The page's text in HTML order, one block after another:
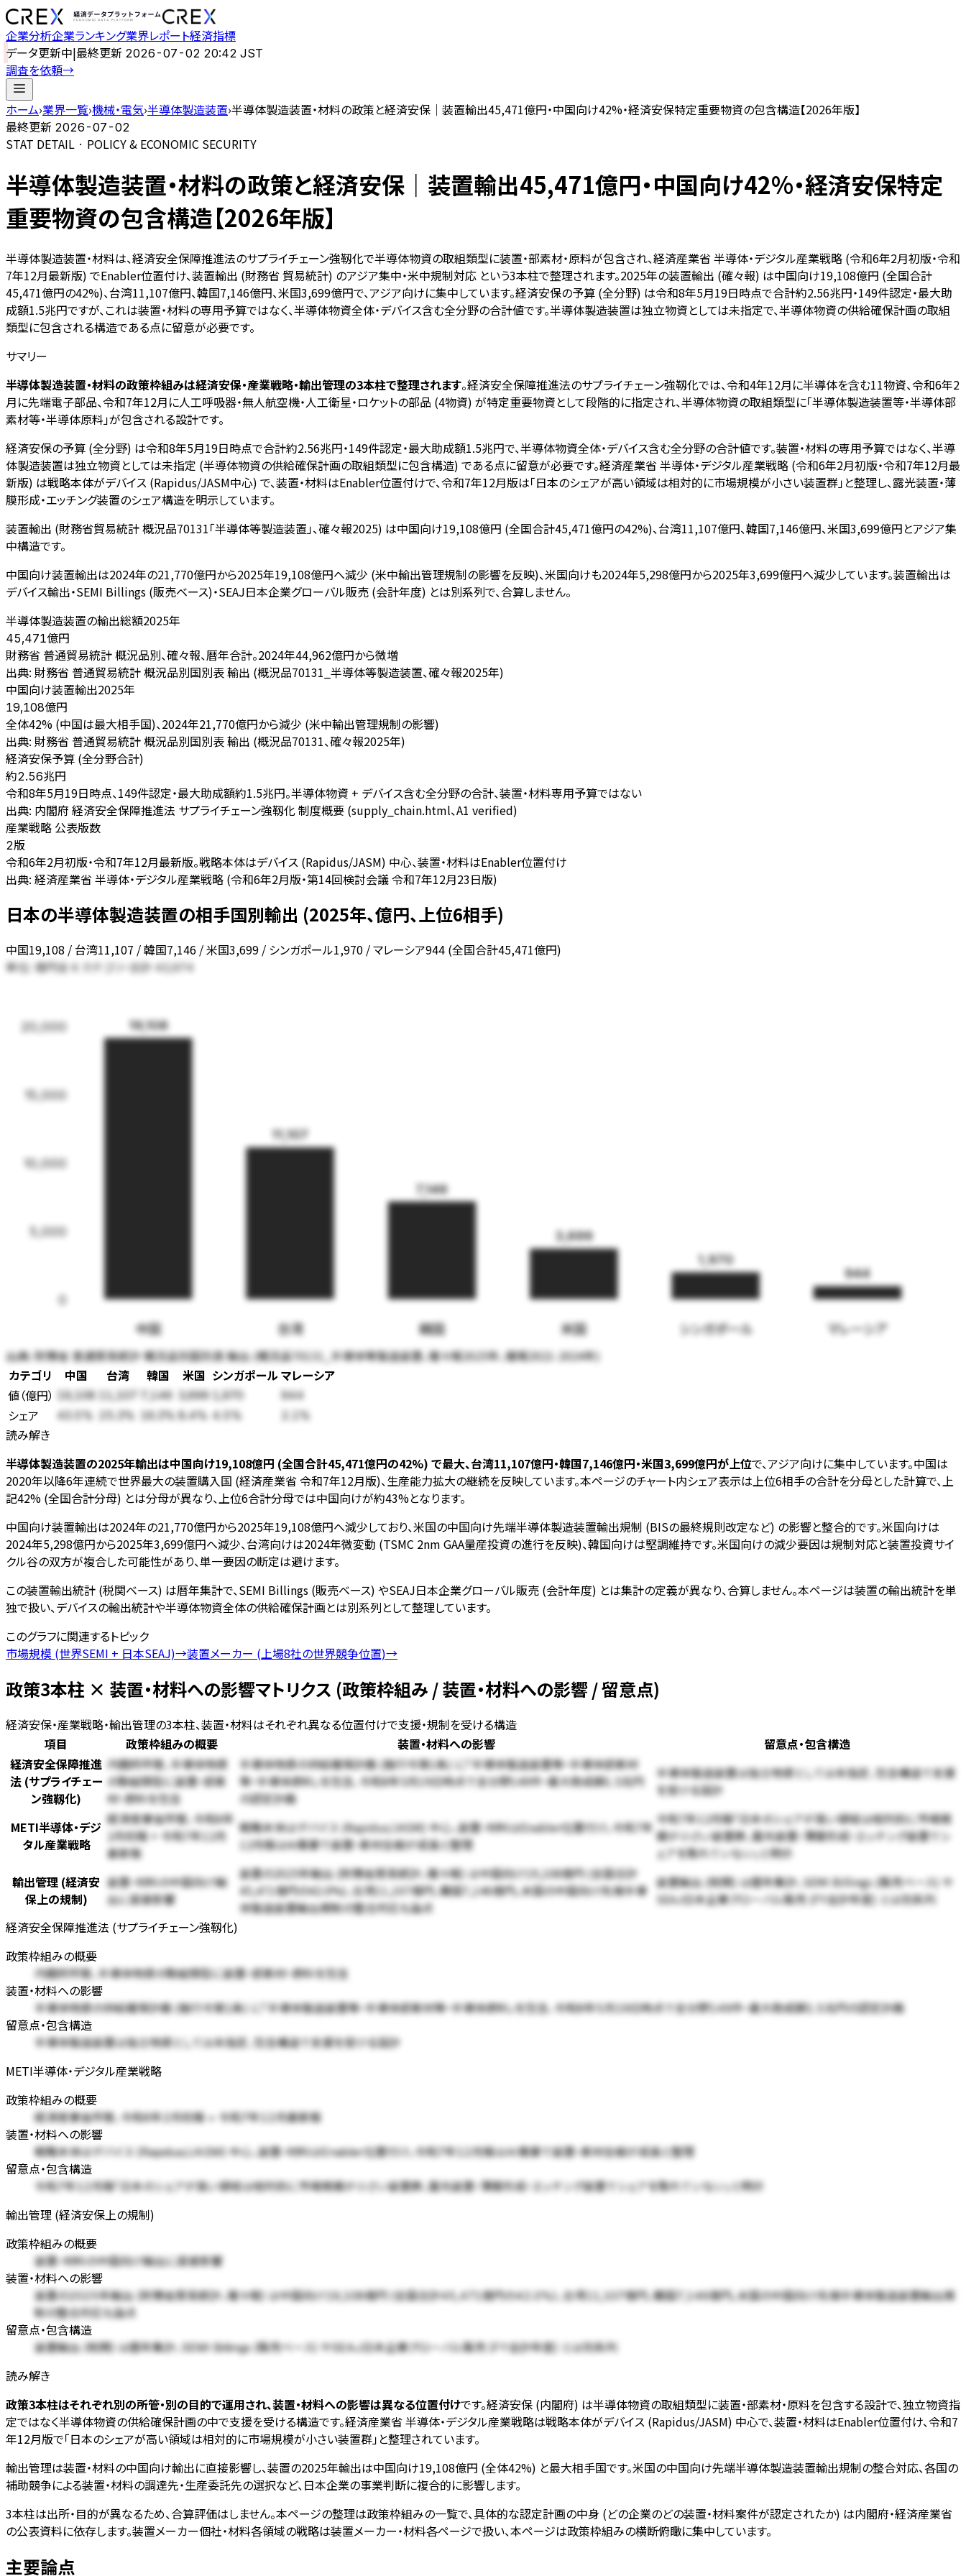
企業分析企業ランキング業界レポート経済指標
データ更新中|最終更新 2026-07-02 20:42 JST
調査を依頼→
ホーム›業界一覧›機械・電気›半導体製造装置›半導体製造装置・材料の政策と経済安保｜装置輸出45,471億円・中国向け42%・経済安保特定重要物資の包含構造【2026年版】
最終更新 2026-07-02
STAT DETAIL · POLICY & ECONOMIC SECURITY
半導体製造装置・材料の政策と経済安保｜装置輸出45,471億円・中国向け42%・経済安保特定
重要物資の包含構造【2026年版】
半導体製造装置・材料は、経済安全保障推進法のサプライチェーン強靱化で半導体物資の取組類型に装置・部素材・原料が包含され、経済産業省 半導体・デジタル産業戦略 (令和6年2月初版・令和
7年12月最新版) でEnabler位置付け、装置輸出 (財務省 貿易統計) のアジア集中・米中規制対応 という3本柱で整理されます。2025年の装置輸出 (確々報) は中国向け19,108億円 (全国合計
45,471億円の42%)、台湾11,107億円、韓国7,146億円、米国3,699億円で、アジア向けに集中しています。経済安保の予算 (全分野) は令和8年5月19日時点で合計約2.56兆円・149件認定・最大助
成額1.5兆円ですが、これは装置・材料の専用予算ではなく、半導体物資全体・デバイス含む全分野の合計値です。半導体製造装置は独立物資としては未指定で、半導体物資の供給確保計画の取組
類型に包含される構造である点に留意が必要です。
サマリー
半導体製造装置・材料の政策枠組みは経済安保・産業戦略・輸出管理の3本柱で整理されます。経済安全保障推進法のサプライチェーン強靱化では、令和4年12月に半導体を含む11物資、令和6年2
月に先端電子部品、令和7年12月に人工呼吸器・無人航空機・人工衛星・ロケットの部品 (4物資) が特定重要物資として段階的に指定され、半導体物資の取組類型に「半導体製造装置等・半導体部
素材等・半導体原料」が包含される設計です。
経済安保の予算 (全分野) は令和8年5月19日時点で合計約2.56兆円・149件認定・最大助成額1.5兆円で、半導体物資全体・デバイス含む全分野の合計値です。装置・材料の専用予算ではなく、半導
体製造装置は独立物資としては未指定 (半導体物資の供給確保計画の取組類型に包含構造) である点に留意が必要です。経済産業省 半導体・デジタル産業戦略 (令和6年2月初版・令和7年12月最
新版) は戦略本体がデバイス (Rapidus/JASM中心) で、装置・材料はEnabler位置付けで、令和7年12月版は「日本のシェアが高い領域は相対的に市場規模が小さい装置群」と整理し、露光装置・薄
膜形成・エッチング装置のシェア構造を明示しています。
装置輸出 (財務省貿易統計 概況品70131「半導体等製造装置」、確々報2025) は中国向け19,108億円 (全国合計45,471億円の42%)、台湾11,107億円、韓国7,146億円、米国3,699億円とアジア集
中構造です。
中国向け装置輸出は2024年の21,770億円から2025年19,108億円へ減少 (米中輸出管理規制の影響を反映)、米国向けも2024年5,298億円から2025年3,699億円へ減少しています。装置輸出は
デバイス輸出・SEMI Billings (販売ベース)・SEAJ日本企業グローバル販売 (会計年度) とは別系列で、合算しません。
半導体製造装置の輸出総額2025年
45,471億円
財務省 普通貿易統計 概況品別、確々報、暦年合計。2024年44,962億円から微増
出典: 財務省 普通貿易統計 概況品別国別表 輸出 (概況品70131_半導体等製造装置、確々報2025年)
中国向け装置輸出2025年
19,108億円
全体42% (中国は最大相手国)、2024年21,770億円から減少 (米中輸出管理規制の影響)
出典: 財務省 普通貿易統計 概況品別国別表 輸出 (概況品70131、確々報2025年)
経済安保予算 (全分野合計)
約2.56兆円
令和8年5月19日時点、149件認定・最大助成額約1.5兆円。半導体物資 + デバイス含む全分野の合計、装置・材料専用予算ではない
出典: 内閣府 経済安全保障推進法 サプライチェーン強靱化 制度概要 (supply_chain.html、A1 verified)
産業戦略 公表版数
2版
令和6年2月初版・令和7年12月最新版。戦略本体はデバイス (Rapidus/JASM) 中心、装置・材料はEnabler位置付け
出典: 経済産業省 半導体・デジタル産業戦略 (令和6年2月版・第14回検討会議 令和7年12月23日版)
日本の半導体製造装置の相手国別輸出 (2025年、億円、上位6相手)
中国19,108 / 台湾11,107 / 韓国7,146 / 米国3,699 / シンガポール1,970 / マレーシア944 (全国合計45,471億円)
単位:億円全6カテゴリ・合計 43,974
0
5,000
10,000
15,000
20,000 19,108
中国
11,107
台湾
7,146
韓国
3,699
米国
1,970
シンガポール
944
マレーシア
出典:財務省 普通貿易統計 概況品別国別表 輸出 (概況品70131_半導体等製造装置、確々報2025年、確報2021-2024年)
カテゴリ
中国 台湾 韓国 米国 シンガポールマレーシア
値（億円） 19,108 11,107 7,146 3,699 1,970 944
シェア 43.5% 25.3% 16.3% 8.4% 4.5% 2.1 %
読み解き
半導体製造装置の2025年輸出は中国向け19,108億円 (全国合計45,471億円の42%) で最大、台湾11,107億円・韓国7,146億円・米国3,699億円が上位で、アジア向けに集中しています。中国は
2020年以降6年連続で世界最大の装置購入国 (経済産業省 令和7年12月版)、生産能力拡大の継続を反映しています。本ページのチャート内シェア表示は上位6相手の合計を分母とした計算で、上
記42% (全国合計分母) とは分母が異なり、上位6合計分母では中国向けが約43%となります。
中国向け装置輸出は2024年の21,770億円から2025年19,108億円へ減少しており、米国の中国向け先端半導体製造装置輸出規制 (BISの最終規則改定など) の影響と整合的です。米国向けは
2024年5,298億円から2025年3,699億円へ減少、台湾向けは2024年微変動 (TSMC 2nm GAA量産投資の進行を反映)、韓国向けは堅調維持です。米国向けの減少要因は規制対応と装置投資サイ
クル谷の双方が複合した可能性があり、単一要因の断定は避けます。
この装置輸出統計 (税関ベース) は暦年集計で、SEMI Billings (販売ベース) やSEAJ日本企業グローバル販売 (会計年度) とは集計の定義が異なり、合算しません。本ページは装置の輸出統計を単
独で扱い、デバイスの輸出統計や半導体物資全体の供給確保計画とは別系列として整理しています。
このグラフに関連するトピック
市場規模 (世界SEMI + 日本SEAJ)→装置メーカー (上場8社の世界競争位置)→
政策3本柱 × 装置・材料への影響マトリクス (政策枠組み / 装置・材料への影響 / 留意点)
経済安保・産業戦略・輸出管理の3本柱、装置・材料はそれぞれ異なる位置付けで支援・規制を受ける構造
項目
政策枠組みの概要 装置・材料への影響
留意点・包含構造
経済安全保障推進
法 (サプライチェー
ン強靱化)
内閣府所管、半導体物資
の取組類型に装置・部素
材・原料を包含
半導体物資の供給確保計画 (施行令第1条) に「半導体製造装置等・半導体部素材
等・半導体原料」を包含、令和8年5月19日時点で全分野149件・最大助成額1.5兆円
の認定計画
半導体製造装置は独立物資としては未指定、包含構造で支援
を受ける設計
METI半導体・デジ
タル産業戦略
経済産業省所管、令和6年
2月初版 + 令和7年12月
最新版
戦略本体はデバイス (Rapidus/JASM) 中心、装置・材料はEnabler位置付け。令和7年
12月版はAI需要で装置・素材全般が成長と整理
令和7年12月版「日本のシェアが高い領域は相対的に市場規
模が小さい装置群、露光装置・薄膜形成・エッチング装置でシ
ェアを取れていない」と明示
輸出管理 (経済安
保上の規制)
装置・材料の中国向け輸
出に直接影響
装置の2025年輸出 (財務省貿易統計、確々報) は中国向け19,108億円 (全国合計
45,471億円の42.0%)、台湾11,107億円、韓国7,146億円。米国の中国向け先端半導
体製造装置輸出規制の整合対応も論点
装置輸出 (税関) は暦年集計、SEMI Billings (販売ベース) や
SEAJ日本企業グローバル販売 (FY会計年度) とは別系列
経済安全保障推進法 (サプライチェーン強靱化)
政策枠組みの概要
内閣府所管、半導体物資の取組類型に装置・部素材・原料を包含
装置・材料への影響
半導体物資の供給確保計画 (施行令第1条) に「半導体製造装置等・半導体部素材等・半導体原料」を包含、令和8年5月19日時点で全分野149件・最大助成額1.5兆円の認定計画
留意点・包含構造
半導体製造装置は独立物資としては未指定、包含構造で支援を受ける設計
METI半導体・デジタル産業戦略
政策枠組みの概要
経済産業省所管、令和6年2月初版 + 令和7年12月最新版
装置・材料への影響
戦略本体はデバイス (Rapidus/JASM) 中心、装置・材料はEnabler位置付け。令和7年12月版はAI需要で装置・素材全般が成長と整理
留意点・包含構造
令和7年12月版「日本のシェアが高い領域は相対的に市場規模が小さい装置群、露光装置・薄膜形成・エッチング装置でシェアを取れていない」と明示
輸出管理 (経済安保上の規制)
政策枠組みの概要
装置・材料の中国向け輸出に直接影響
装置・材料への影響
装置の2025年輸出 (財務省貿易統計、確々報) は中国向け19,108億円 (全国合計45,471億円の42.0%)、台湾11,107億円、韓国7,146億円。米国の中国向け先端半導体製造装置輸出規
制の整合対応も論点
留意点・包含構造
装置輸出 (税関) は暦年集計、SEMI Billings (販売ベース) やSEAJ日本企業グローバル販売 (FY会計年度) とは別系列
読み解き
政策3本柱はそれぞれ別の所管・別の目的で運用され、装置・材料への影響は異なる位置付けです。経済安保 (内閣府) は半導体物資の取組類型に装置・部素材・原料を包含する設計で、独立物資指
定ではなく半導体物資の供給確保計画の中で支援を受ける構造です。経済産業省 半導体・デジタル産業戦略は戦略本体がデバイス (Rapidus/JASM) 中心で、装置・材料はEnabler位置付け、令和7
年12月版で「日本のシェアが高い領域は相対的に市場規模が小さい装置群」と整理されています。
輸出管理は装置・材料の中国向け輸出に直接影響し、装置の2025年輸出は中国向け19,108億円 (全体42%) と最大相手国です。米国の中国向け先端半導体製造装置輸出規制の整合対応、各国の
補助競争による装置・材料の調達先・生産委託先の選択など、日本企業の事業判断に複合的に影響します。
3本柱は出所・目的が異なるため、合算評価はしません。本ページの整理は政策枠組みの一覧で、具体的な認定計画の中身 (どの企業のどの装置・材料案件が認定されたか) は内閣府・経済産業省
の公表資料に依存します。装置メーカー個社・材料各領域の戦略は装置メーカー・材料各ページで扱い、本ページは政策枠組みの横断俯瞰に集中しています。
主要論点